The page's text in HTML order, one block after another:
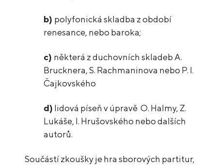
b) polyfonická skladba z období
renesance, nebo baroka;
c) některá z duchovních skladeb A.
Brucknera, S. Rachmaninova nebo P. I.
Čajkovského
d) lidová píseň v úpravě O. Halmy, Z.
Lukáše, I. Hrušovského nebo dalších
autorů.
Součástí zkoušky je hra sborových partitur,